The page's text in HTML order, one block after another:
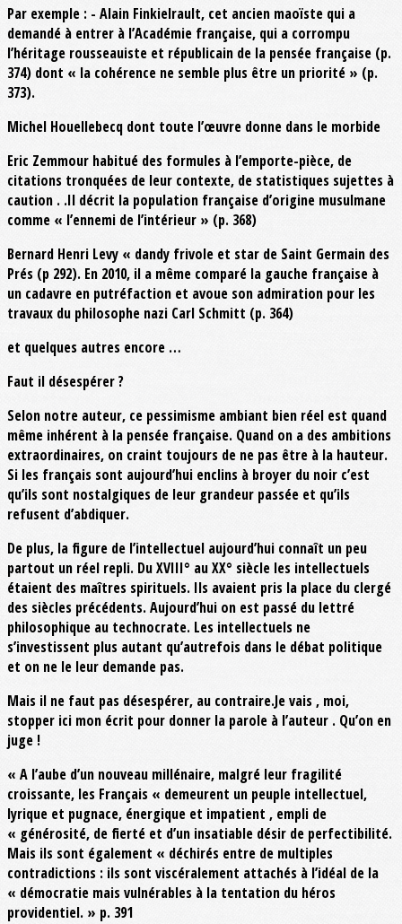
Par exemple : - Alain Finkielrault, cet ancien maoïste qui a
demandé à entrer à l’Académie française, qui a corrompu
l’héritage rousseauiste et républicain de la pensée française (p.
374) dont « la cohérence ne semble plus être un priorité » (p.
373).
Michel Houellebecq dont toute l’œuvre donne dans le morbide
Eric Zemmour habitué des formules à l’emporte-pièce, de
citations tronquées de leur contexte, de statistiques sujettes à
caution . .Il décrit la population française d’origine musulmane
comme « l’ennemi de l’intérieur » (p. 368)
Bernard Henri Levy « dandy frivole et star de Saint Germain des
Prés (p 292). En 2010, il a même comparé la gauche française à
un cadavre en putréfaction et avoue son admiration pour les
travaux du philosophe nazi Carl Schmitt (p. 364)
et quelques autres encore …
Faut il désespérer ?
Selon notre auteur, ce pessimisme ambiant bien réel est quand
même inhérent à la pensée française. Quand on a des ambitions
extraordinaires, on craint toujours de ne pas être à la hauteur.
Si les français sont aujourd’hui enclins à broyer du noir c’est
qu’ils sont nostalgiques de leur grandeur passée et qu’ils
refusent d’abdiquer.
De plus, la figure de l’intellectuel aujourd’hui connaît un peu
partout un réel repli. Du XVIII° au XX° siècle les intellectuels
étaient des maîtres spirituels. Ils avaient pris la place du clergé
des siècles précédents. Aujourd’hui on est passé du lettré
philosophique au technocrate. Les intellectuels ne
s’investissent plus autant qu’autrefois dans le débat politique
et on ne le leur demande pas.
Mais il ne faut pas désespérer, au contraire.Je vais , moi,
stopper ici mon écrit pour donner la parole à l’auteur . Qu’on en
juge !
« A l’aube d’un nouveau millénaire, malgré leur fragilité
croissante, les Français « demeurent un peuple intellectuel,
lyrique et pugnace, énergique et impatient , empli de
« générosité, de fierté et d’un insatiable désir de perfectibilité.
Mais ils sont également « déchirés entre de multiples
contradictions : ils sont viscéralement attachés à l’idéal de la
« démocratie mais vulnérables à la tentation du héros
providentiel. » p. 391